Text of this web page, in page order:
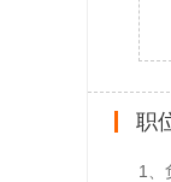
职
1、